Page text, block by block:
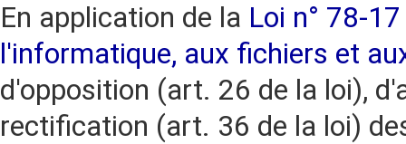
En application de la Loi n° 78-
l'informatique, aux fichiers et
d'opposition (art. 26 de la loi),
rectification (art. 36 de la loi)